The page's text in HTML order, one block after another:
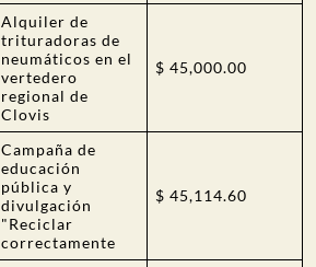
Alquiler de
trituradoras de
neumáticos en el
vertedero
regional de
Clovis
$ 45,000.00
Campaña de
educación
pública y
divulgación
"Reciclar
correctamente
$ 45,114.60